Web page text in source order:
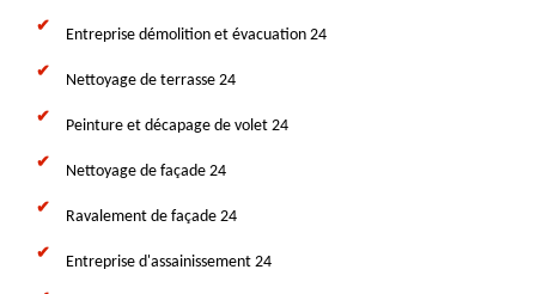
Entreprise démolition et évacuation 24
Nettoyage de terrasse 24
Peinture et décapage de volet 24
Nettoyage de façade 24
Ravalement de façade 24
Entreprise d'assainissement 24